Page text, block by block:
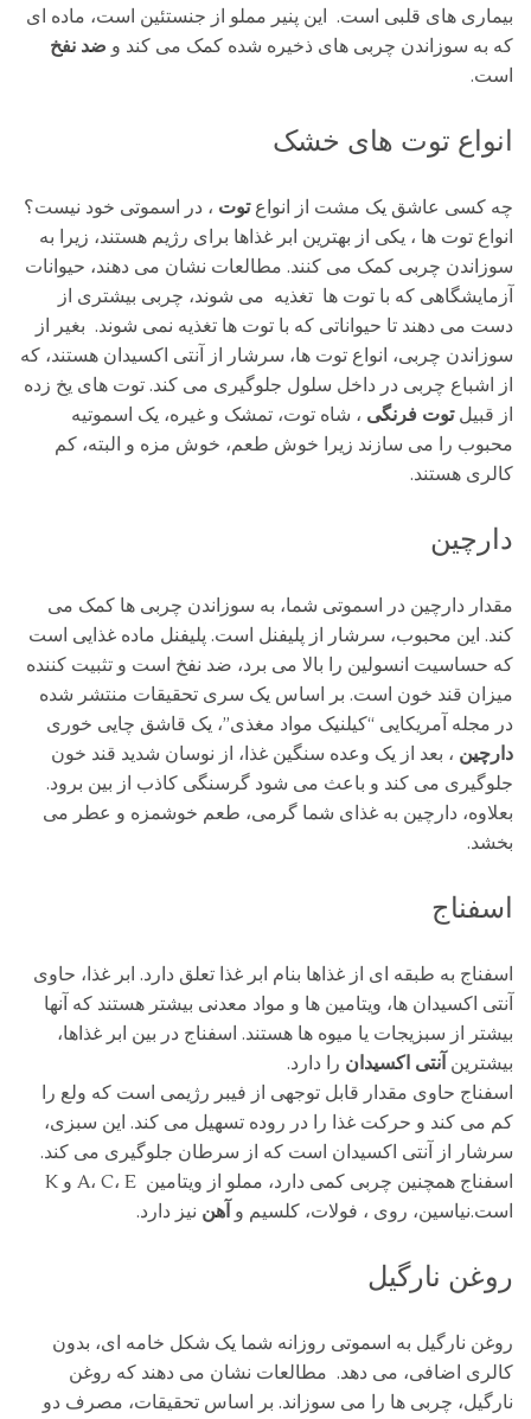
بیماری های قلبی است. این پنیر مملو از جنستئین است، ماده ای
که به سوزاندن چربی های ذخیره شده کمک می کند و ضد نفخ
است.
انواع توت های خشک
چه کسی عاشق یک مشت از انواعتوت ، در اسموتی خود نیست؟
انواع توت ها ، یکی از بهترین ابر غذاها برای رژیم هستند، زیرا به
سوزاندن چربی کمک می کنند. مطالعات نشان می دهند، حیوانات
آزمایشگاهی که با توت ها تغذیه می شوند، چربی بیشتری از
دست می دهند تا حیواناتی که با توت ها تغذیه نمی شوند. بغیر از
سوزاندن چربی، انواع توت ها، سرشار از آنتی اکسیدان هستند، که
از اشباع چربی در داخل سلول جلوگیری می کند. توت های یخ زده
از قبیلتوت فرنگی ، شاه توت، تمشک و غیره، یک اسموتیه
محبوب را می سازند زیرا خوش طعم، خوش مزه و البته، کم
کالری هستند.
دارچین
مقدار دارچین در اسموتی شما، به سوزاندن چربی ها کمک می
کند. این محبوب، سرشار از پلیفنل است. پلیفنل ماده غذایی است
که حساسیت انسولین را بالا می برد، ضد نفخ است و تثبیت کننده
میزان قند خون است. بر اساس یک سری تحقیقات منتشر شده
در مجله آمریکایی “کیلنیک مواد مغذی”، یک قاشق چایی خوری
دارچین ، بعد از یک وعده سنگین غذا، از نوسان شدید قند خون
جلوگیری می کند و باعث می شود گرسنگی کاذب از بین برود.
بعلاوه، دارچین به غذای شما گرمی، طعم خوشمزه و عطر می
بخشد.
اسفناج
اسفناج به طبقه ای از غذاها بنام ابر غذا تعلق دارد. ابر غذا، حاوی
آنتی اکسیدان ها، ویتامین ها و مواد معدنی بیشتر هستند که آنها
بیشتر از سبزیجات یا میوه ها هستند. اسفناج در بین ابر غذاها،
بیشترین آنتی اکسیدان را دارد.
اسفناج حاوی مقدار قابل توجهی از فیبر رژیمی است که ولع را
کم می کند و حرکت غذا را در روده تسهیل می کند. این سبزی،
سرشار از آنتی اکسیدان است که از سرطان جلوگیری می کند.
اسفناج همچنین چربی کمی دارد، مملو از ویتامین A، C، E و K
است.نیاسین، روی ، فولات، کلسیم و آهن نیز دارد.
روغن نارگیل
روغن نارگیل به اسموتی روزانه شما یک شکل خامه ای، بدون
کالری اضافی، می دهد. مطالعات نشان می دهند که روغن
نارگیل، چربی ها را می سوزاند. بر اساس تحقیقات، مصرف دو